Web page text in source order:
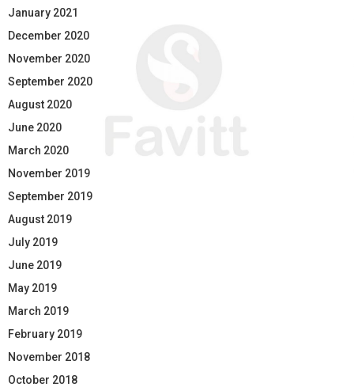
January 2021
December 2020
November 2020
September 2020
August 2020
June 2020
March 2020
November 2019
September 2019
August 2019
July 2019
June 2019
May 2019
March 2019
February 2019
November 2018
October 2018